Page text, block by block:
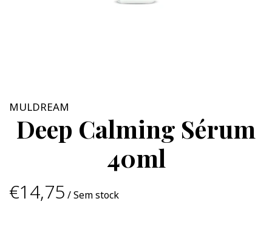
MULDREAM
Deep Calming Sérum
40ml
€14,75 / Sem stock